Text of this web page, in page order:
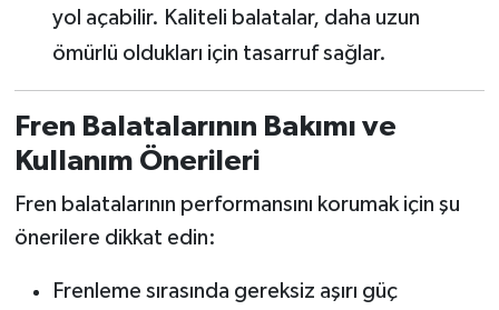
yol açabilir. Kaliteli balatalar, daha uzun
ömürlü oldukları için tasarruf sağlar.
Fren Balatalarının Bakımı ve
Kullanım Önerileri
Fren balatalarının performansını korumak için şu
önerilere dikkat edin:
Frenleme sırasında gereksiz aşırı güç